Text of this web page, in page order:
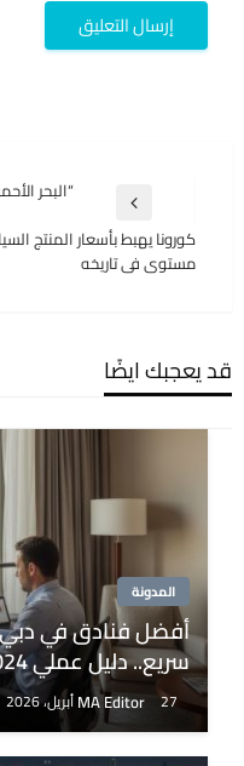
المقالات
المقالة
السابقة
“البحر
المقالة
كورونا يهبط بأسعار المنتج
مستوى فى تاريخه
قد يعجبك ايضًا
المدونة
أفضل فنادق في دبي
سريع.. دليل عملي 2024
MA Editor 27 أبريل، 2026